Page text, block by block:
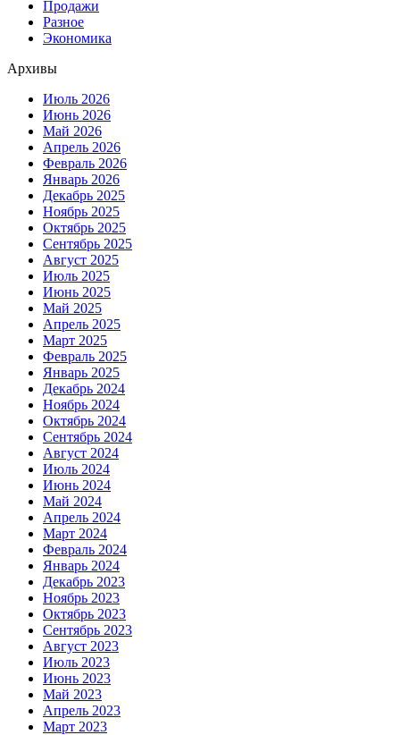
Продажи
Разное
Экономика
Архивы
Июль 2026
Июнь 2026
Май 2026
Апрель 2026
Февраль 2026
Январь 2026
Декабрь 2025
Ноябрь 2025
Октябрь 2025
Сентябрь 2025
Август 2025
Июль 2025
Июнь 2025
Май 2025
Апрель 2025
Март 2025
Февраль 2025
Январь 2025
Декабрь 2024
Ноябрь 2024
Октябрь 2024
Сентябрь 2024
Август 2024
Июль 2024
Июнь 2024
Май 2024
Апрель 2024
Март 2024
Февраль 2024
Январь 2024
Декабрь 2023
Ноябрь 2023
Октябрь 2023
Сентябрь 2023
Август 2023
Июль 2023
Июнь 2023
Май 2023
Апрель 2023
Март 2023